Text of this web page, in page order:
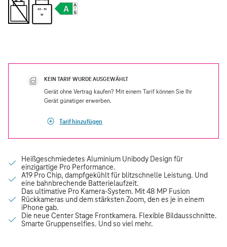
4.5 - 35
W
KEIN TARIF WURDE AUSGEWÄHLT
Gerät ohne Vertrag kaufen? Mit einem Tarif können Sie Ihr
Gerät günstiger erwerben.
Tarif hinzufügen